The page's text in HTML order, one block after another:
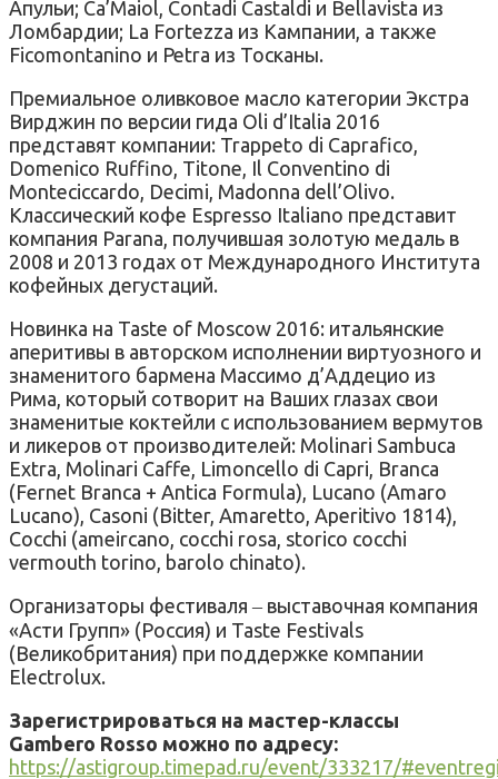
Апульи; Ca’Maiol, Contadi Castaldi и Bellavista из
Ломбардии; La Fortezza из Кампании, а также
Ficomontanino и Petra из Тосканы.
Премиальное оливковое масло категории Экстра
Вирджин по версии гида Oli d’Italia 2016
представят компании: Trappeto di Caprafico,
Domenico Ruffino, Titone, Il Conventino di
Monteciccardo, Decimi, Madonna dell’Olivo.
Классический кофе Espresso Italiano представит
компания Parana, получившая золотую медаль в
2008 и 2013 годах от Международного Института
кофейных дегустаций.
Новинка на Taste of Moscow 2016: итальянские
аперитивы в авторском исполнении виртуозного и
знаменитого бармена Массимо д’Аддецио из
Рима, который сотворит на Ваших глазах свои
знаменитые коктейли с использованием вермутов
и ликеров от производителей: Molinari Sambuca
Extra, Molinari Caffe, Limoncello di Capri, Branca
(Fernet Branca + Antica Formula), Lucano (Amaro
Lucano), Casoni (Bitter, Amaretto, Aperitivo 1814),
Cocchi (ameircano, cocchi rosa, storico cocchi
vermouth torino, barolo chinato).
Организаторы фестиваля ‒ выставочная компания
«Асти Групп» (Россия) и Taste Festivals
(Великобритания) при поддержке компании
Electrolux.
Зарегистрироваться на мастер-классы
Gambero Rosso можно по адресу:
https://astigroup.timepad.ru/event/333217/